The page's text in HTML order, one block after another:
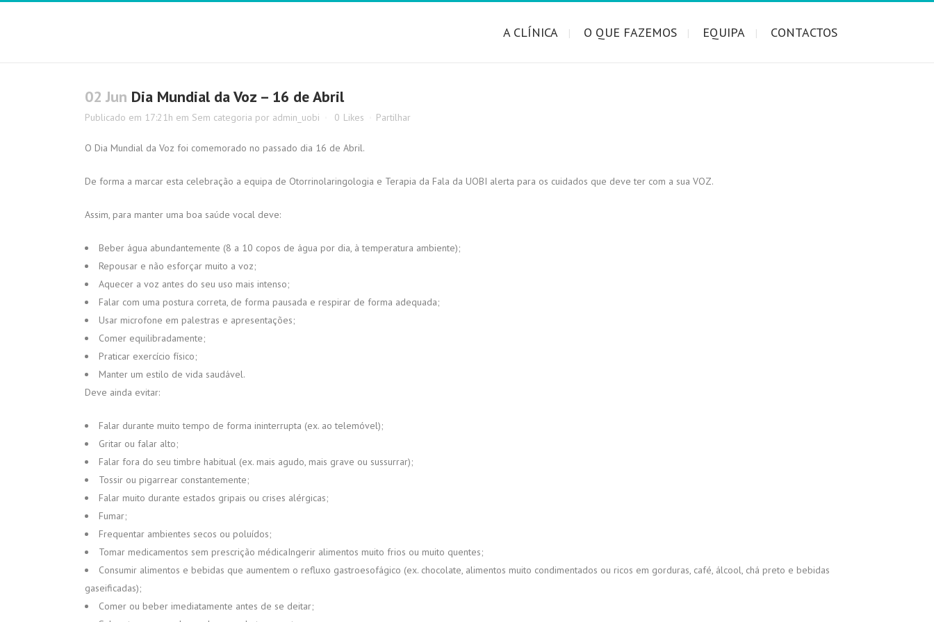
A CLÍNICA O QUE FAZEMOS EQUIPA CONTACTOS
02 Jun Dia Mundial da Voz – 16 de Abril
Publicado em 17:21h em Sem categoria por admin_uobi 0 Likes Partilhar
O Dia Mundial da Voz foi comemorado no passado dia 16 de Abril.
De forma a marcar esta celebração a equipa de Otorrinolaringologia e Terapia da Fala da UOBI alerta para os cuidados que deve ter com a sua VOZ.
Assim, para manter uma boa saúde vocal deve:
Beber água abundantemente (8 a 10 copos de água por dia, à temperatura ambiente);
Repousar e não esforçar muito a voz;
Aquecer a voz antes do seu uso mais intenso;
Falar com uma postura correta, de forma pausada e respirar de forma adequada;
Usar microfone em palestras e apresentações;
Comer equilibradamente;
Praticar exercício físico;
Manter um estilo de vida saudável.
Deve ainda evitar:
Falar durante muito tempo de forma ininterrupta (ex. ao telemóvel);
Gritar ou falar alto;
Falar fora do seu timbre habitual (ex. mais agudo, mais grave ou sussurrar);
Tossir ou pigarrear constantemente;
Falar muito durante estados gripais ou crises alérgicas;
Fumar;
Frequentar ambientes secos ou poluídos;
Tomar medicamentos sem prescrição médicaIngerir alimentos muito frios ou muito quentes;
Consumir alimentos e bebidas que aumentem o refluxo gastroesofágico (ex. chocolate, alimentos muito condimentados ou ricos em gorduras, café, álcool, chá preto e bebidas
gaseificadas);
Comer ou beber imediatamente antes de se deitar;